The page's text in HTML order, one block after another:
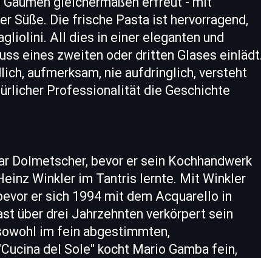
Süße. Die frische Pasta ist hervorragend,
All dies in einer eleganten und
eines zweiten oder dritten Glases einlädt.
aufmerksam, nie aufdringlich, versteht
Professionalität die Geschichte
Dolmetscher, bevor er sein Kochhandwerk
Winkler im Tantris lernte. Mit Winkler
er sich 1994 mit dem Acquarello in
über drei Jahrzehnten verkörpert sein
im fein abgestimmten,
del Sole" kocht Mario Gamba fein,